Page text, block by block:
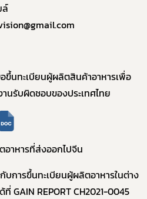
ล์
นทะเบียนผู้ผลิตสินค้าอาหารเพื่อ
นรับผิดชอบของประเทศไทย
าหารที่ส่งออกไปจีน
บการขึ้นทะเบียนผู้ผลิตอาหารในต่าง
ที่ GAIN REPORT CH2021-0045